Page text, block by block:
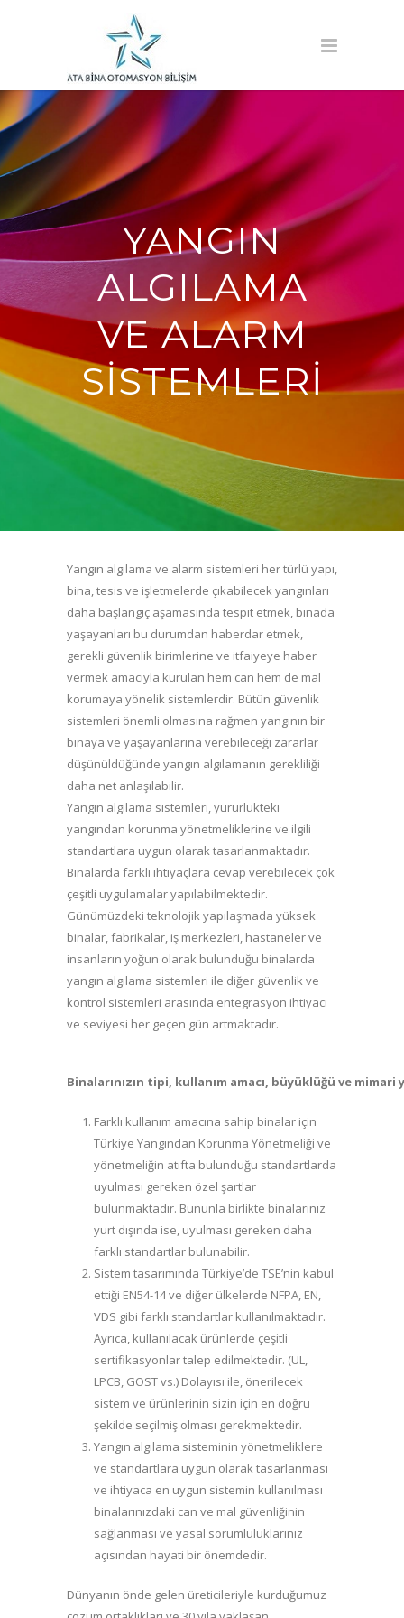
YANGIN
ALGILAMA
VE ALARM
SISTEMLERI
Yangın algılama ve alarm sistemleri her türlü yapı,
bina, tesis ve işletmelerde çıkabilecek yangınları
daha başlangıç aşamasında tespit etmek, binada
yaşayanları bu durumdan haberdar etmek,
gerekli güvenlik birimlerine ve itfaiyeye haber
vermek amacıyla kurulan hem can hem de mal
korumaya yönelik sistemlerdir. Bütün güvenlik
sistemleri önemli olmasına rağmen yangının bir
binaya ve yaşayanlarına verebileceği zararlar
düşünüldüğünde yangın algılamanın gerekliliği
daha net anlaşılabilir.
Yangın algılama sistemleri, yürürlükteki
yangından korunma yönetmeliklerine ve ilgili
standartlara uygun olarak tasarlanmaktadır.
Binalarda farklı ihtiyaçlara cevap verebilecek çok
çeşitli uygulamalar yapılabilmektedir.
Günümüzdeki teknolojik yapılaşmada yüksek
binalar, fabrikalar, iş merkezleri, hastaneler ve
insanların yoğun olarak bulunduğu binalarda
yangın algılama sistemleri ile diğer güvenlik ve
kontrol sistemleri arasında entegrasyon ihtiyacı
ve seviyesi her geçen gün artmaktadır.
Binalarınızın tipi, kullanım amacı, büyüklüğü ve mimari
Farklı kullanım amacına sahip binalar için
Türkiye Yangından Korunma Yönetmeliği ve
yönetmeliğin atıfta bulunduğu standartlarda
uyulması gereken özel şartlar
bulunmaktadır. Bununla birlikte binalarınız
yurt dışında ise, uyulması gereken daha
farklı standartlar bulunabilir.
Sistem tasarımında Türkiye’de TSE’nin kabul
ettiği EN54-14 ve diğer ülkelerde NFPA, EN,
VDS gibi farklı standartlar kullanılmaktadır.
Ayrıca, kullanılacak ürünlerde çeşitli
sertifikasyonlar talep edilmektedir. (UL,
LPCB, GOST vs.) Dolayısı ile, önerilecek
sistem ve ürünlerinin sizin için en doğru
şekilde seçilmiş olması gerekmektedir.
Yangın algılama sisteminin yönetmeliklere
ve standartlara uygun olarak tasarlanması
ve ihtiyaca en uygun sistemin kullanılması
binalarınızdaki can ve mal güvenliğinin
sağlanması ve yasal sorumluluklarınız
açısından hayati bir önemdedir.
Dünyanın önde gelen üreticileriyle kurduğumuz